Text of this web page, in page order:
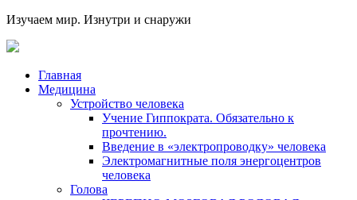
Изучаем мир. Изнутри и снаружи
Главная
Медицина
Устройство человека
Учение Гиппократа. Обязательно к
прочтению.
Введение в «электропроводку» человека
Электромагнитные поля энергоцентров
человека
Голова